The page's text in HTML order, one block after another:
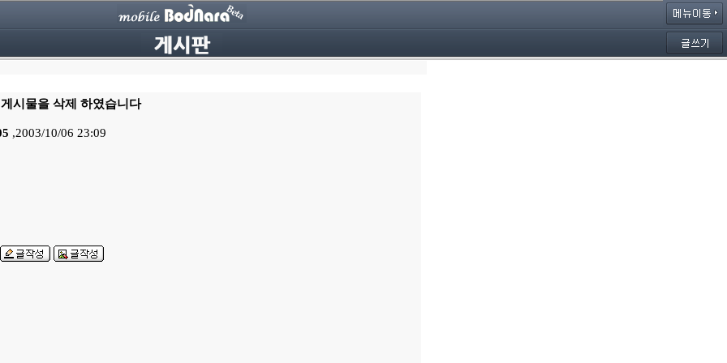
시물을 삭제 하였습니다
,2003/10/06 23:09